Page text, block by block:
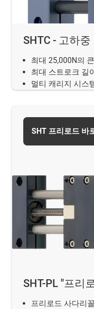
SHTC - 고하중
최대 25,000N의
최대 스트로크 길
멀티 캐리지 시스
SHT-PL "프리
프리로드 사다리
SHT 프리로드 바